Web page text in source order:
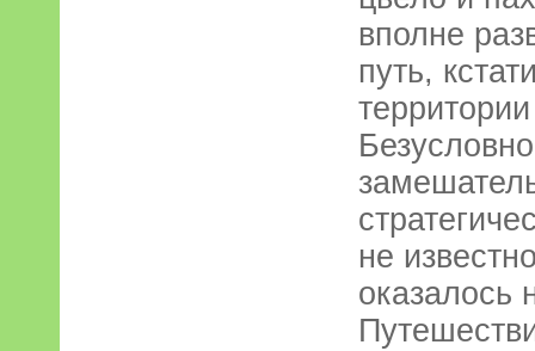
вполне
путь,
не
оказалось